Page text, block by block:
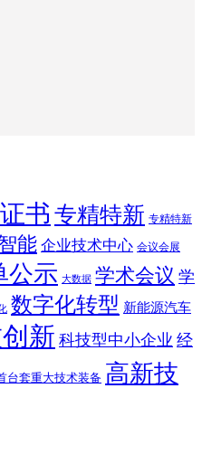
书 专精特新 专精特新
能 企业技术中心 会议会展
公示 大数据 学术会议 学
数字化转型 新能源汽车
新 科技型中小企业 经
台套重大技术装备 高新技